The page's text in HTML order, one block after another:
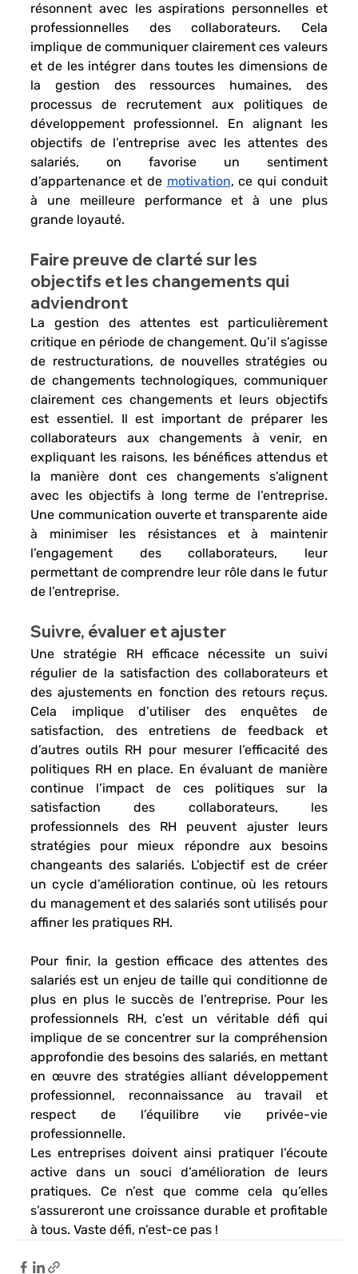
résonnent avec les aspirations personnelles et
professionnelles des collaborateurs. Cela
implique de communiquer clairement ces valeurs
et de les intégrer dans toutes les dimensions de
la gestion des ressources humaines, des
processus de recrutement aux politiques de
développement professionnel. En alignant les
objectifs de l’entreprise avec les attentes des
salariés, on favorise un sentiment
d’appartenance et de motivation, ce qui conduit
à une meilleure performance et à une plus
grande loyauté.
Faire preuve de clarté sur les
objectifs et les changements qui
adviendront
La gestion des attentes est particulièrement
critique en période de changement. Qu’il s’agisse
de restructurations, de nouvelles stratégies ou
de changements technologiques, communiquer
clairement ces changements et leurs objectifs
est essentiel. Il est important de préparer les
collaborateurs aux changements à venir, en
expliquant les raisons, les bénéfices attendus et
la manière dont ces changements s’alignent
avec les objectifs à long terme de l’entreprise.
Une communication ouverte et transparente aide
à minimiser les résistances et à maintenir
l’engagement des collaborateurs, leur
permettant de comprendre leur rôle dans le futur
de l’entreprise.
Suivre, évaluer et ajuster
Une stratégie RH efficace nécessite un suivi
régulier de la satisfaction des collaborateurs et
des ajustements en fonction des retours reçus.
Cela implique d’utiliser des enquêtes de
satisfaction, des entretiens de feedback et
d’autres outils RH pour mesurer l’efficacité des
politiques RH en place. En évaluant de manière
continue l’impact de ces politiques sur la
satisfaction des collaborateurs, les
professionnels des RH peuvent ajuster leurs
stratégies pour mieux répondre aux besoins
changeants des salariés. L’objectif est de créer
un cycle d’amélioration continue, où les retours
du management et des salariés sont utilisés pour
affiner les pratiques RH.
Pour finir, la gestion efficace des attentes des
salariés est un enjeu de taille qui conditionne de
plus en plus le succès de l’entreprise. Pour les
professionnels RH, c’est un véritable défi qui
implique de se concentrer sur la compréhension
approfondie des besoins des salariés, en mettant
en œuvre des stratégies alliant développement
professionnel, reconnaissance au travail et
respect de l’équilibre vie privée-vie
professionnelle.
Les entreprises doivent ainsi pratiquer l’écoute
active dans un souci d’amélioration de leurs
pratiques. Ce n’est que comme cela qu’elles
s’assureront une croissance durable et profitable
à tous. Vaste défi, n’est-ce pas !